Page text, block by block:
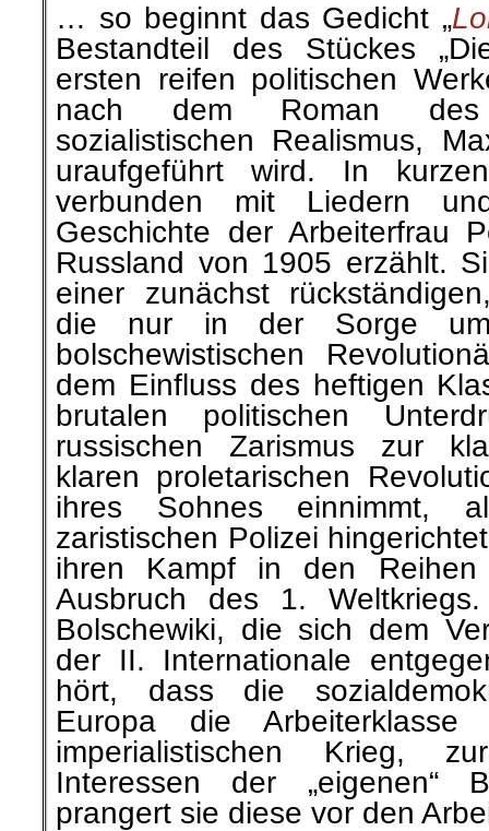
… so beginnt das Gedicht „
Bestandteil des Stückes
ersten reifen politischen
nach dem Roman des
sozialistischen Realismus,
uraufgeführt wird. In
verbunden mit Liedern
Geschichte der Arbeiterfrau
Russland von 1905 erzählt.
einer zunächst
die nur in der Sorge
bolschewistischen
dem Einfluss des heftigen
brutalen politischen
russischen Zarismus zur
klaren proletarischen
ihres Sohnes einnimmt,
zaristischen Polizei
ihren Kampf in den
Ausbruch des 1.
Bolschewiki, die sich dem
der II. Internationale
hört, dass die
Europa die
imperialistischen Krieg,
Interessen der „eigenen“
prangert sie diese vor den